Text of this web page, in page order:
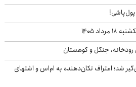
پول‌پاشی!
۱۴۰۵
رودخانه، جنگل و کوهستان
شد؛ اعتراف تکان‌دهنده به ام‌اس و اشتهای